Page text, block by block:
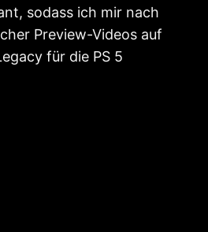
sodass ich mir nach
Preview-Videos auf
für die PS 5